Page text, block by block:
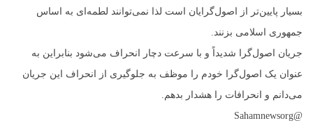
بسیار پایین‌تر از اصول‌گرایان است لذا نمی‌توانند لطمه‌ای به اساس
جمهوری اسلامی بزنند.
جریان اصول‌گرا شدیداً و با سرعت دچار انحراف می‌شود بنابراین به
عنوان یک اصول‌گرا خودم را موظف به جلوگیری از انحراف این جریان
می‌دانم و انحرافات را هشدار بدهم.
@Sahamnewsorg